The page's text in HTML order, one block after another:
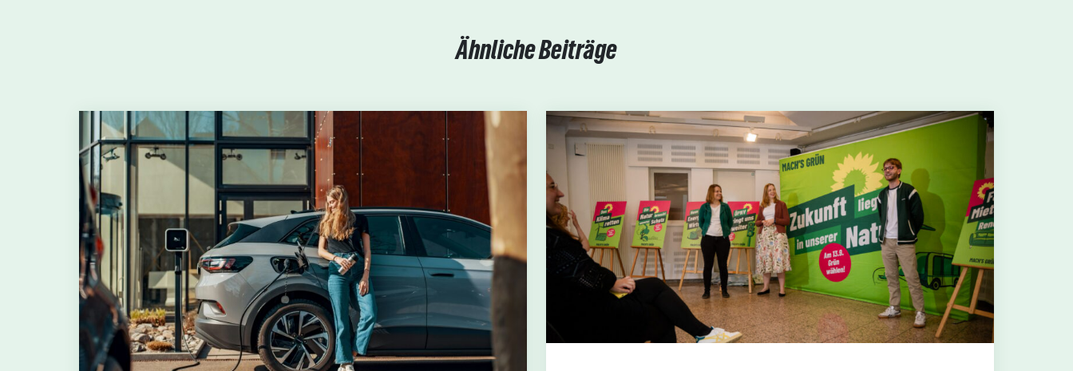
Ähnliche Beiträge